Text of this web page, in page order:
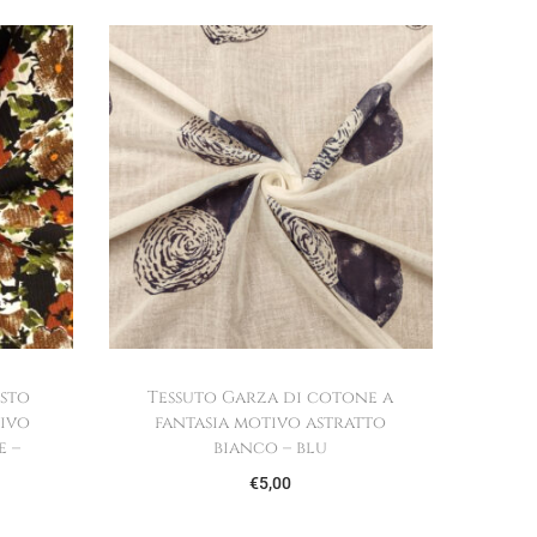
–
Tessuto Garza di cotone a
fantasia motivo astratto
bianco – blu
€5,00